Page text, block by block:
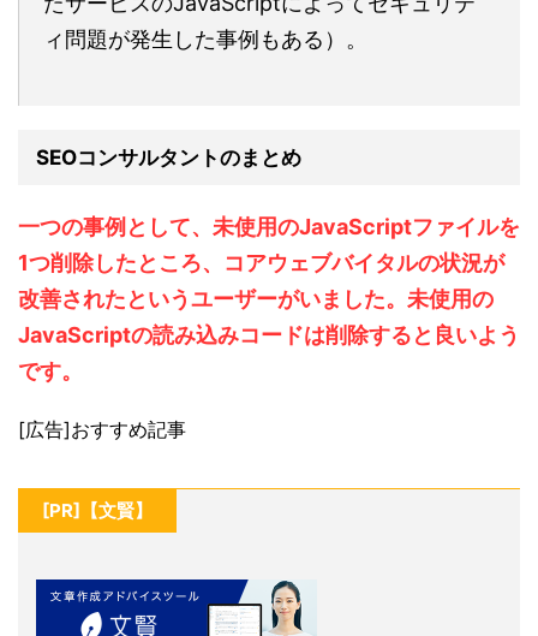
ィ問題が発生した事例もある）。
SEOコンサルタントのまとめ
一つの事例として、未使用のJavaScriptファイルを
1つ削除したところ、コアウェブバイタルの状況が
改善されたというユーザーがいました。未使用の
JavaScriptの読み込みコードは削除すると良いよう
です。
[広告]おすすめ記事
[PR]【文賢】